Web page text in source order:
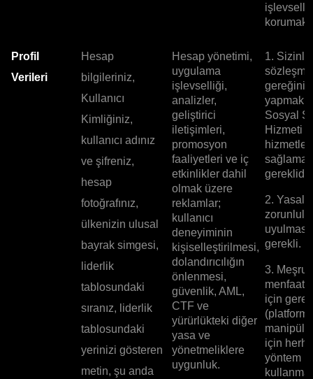
korumak
Profil
Verileri
Hesap
bilgileriniz,
Kullanıcı
Kimliğiniz,
kullanıcı adınız
ve şifreniz,
hesap
fotoğrafınız,
ülkenizin ulusal
bayrak simgesi,
liderlik
tablosundaki
sıranız, liderlik
tablosundaki
yerinizi gösteren
metin, şu anda
Hesap yönetimi,
uygulama
işlevselliği,
analizler,
geliştirici
iletişimleri,
promosyon
faaliyetleri ve iç
etkinlikler dahil
olmak üzere
reklamlar;
kullanıcı
deneyiminin
kişiselleştirilmesi,
dolandırıcılığın
önlenmesi,
güvenlik, AML,
CTF ve
yürürlükteki diğer
yasa ve
yönetmeliklere
uygunluk.
1.
gereğini
yapmak,
Sosyal
Hizmeti
hizmetler
gereklidir.
2. Yasal
gerekli.
3. Meşru
için
manipüle
için
yöntem